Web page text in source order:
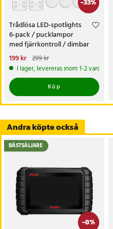
-33%
Trådlösa LED-spotlights
6-pack / pucklampor
med fjärrkontroll / dimbar
skåpbelysning
Nuvarande pris
199 krTidigare pris:299 kr
199 kr 299 kr
I lager, levereras inom 1-2 vardagar
Köp
Andra köpte också
-8%
BÄSTSÄLJARE